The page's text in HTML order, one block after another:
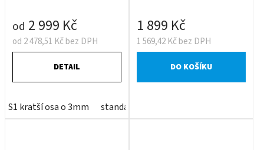
od 2 478,51 Kč bez DPH
od 2 999 Kč
DETAIL
S1 kratší osa o 3mm standardní šířka
1 569,42 Kč bez DPH
1 899 Kč
DO KOŠÍKU